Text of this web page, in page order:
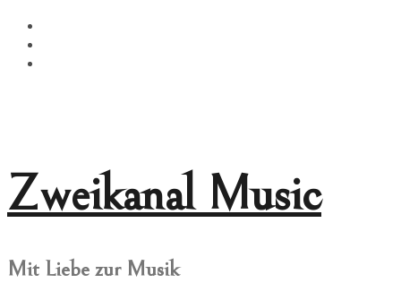
Springe
zum
Inhalt
Zweikanal Music
Mit Liebe zur Musik